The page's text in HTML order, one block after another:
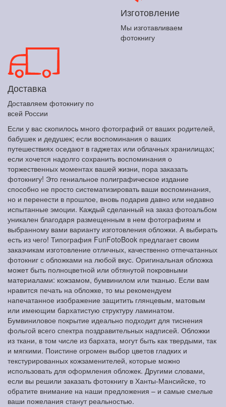
Изготовление
Мы изготавливаем
фотокнигу
Доставка
Доставляем фотокнигу по
всей России
Если у вас скопилось много фотографий от ваших родителей,
бабушек и дедушек; если воспоминания о ваших
путешествиях оседают в гаджетах или облачных хранилищах;
если хочется надолго сохранить воспоминания о
торжественных моментах вашей жизни, пора заказать
фотокнигу! Это гениальное полиграфическое издание
способно не просто систематизировать ваши воспоминания,
но и перенести в прошлое, вновь подарив давно или недавно
испытанные эмоции. Каждый сделанный на заказ фотоальбом
уникален благодаря размещенным в нем фотографиям и
выбранному вами варианту изготовления обложки. А выбирать
есть из чего! Типография FunFotoBook предлагает своим
заказчикам изготовление отличных, качественно отпечатанных
фотокниг с обложками на любой вкус. Оригинальная обложка
может быть полноцветной или обтянутой покровными
материалами: кожзамом, бумвинилом или тканью. Если вам
нравится печать на обложке, то мы рекомендуем
напечатанное изображение защитить глянцевым, матовым
или имеющим бархатистую структуру ламинатом.
Бумвиниловое покрытие идеально подходит для тиснения
фольгой всего спектра поздравительных надписей. Обложки
из ткани, в том числе из бархата, могут быть как твердыми, так
и мягкими. Поистине огромен выбор цветов гладких и
текстурированных кожзаменителей, которые можно
использовать для оформления обложек. Другими словами,
если вы решили заказать фотокнигу в Ханты-Мансийске, то
обратите внимание на наши предложения – и самые смелые
ваши пожелания станут реальностью.